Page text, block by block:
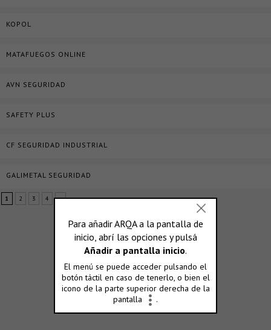
KOPOL
MATAFUEGOS ONLINE
AVN SEGURIDAD
SAFETY PLUS
CF SEGURIDAD INDUSTRIAL
GALIMETAL SEGURIDAD
1 2 3 4 »